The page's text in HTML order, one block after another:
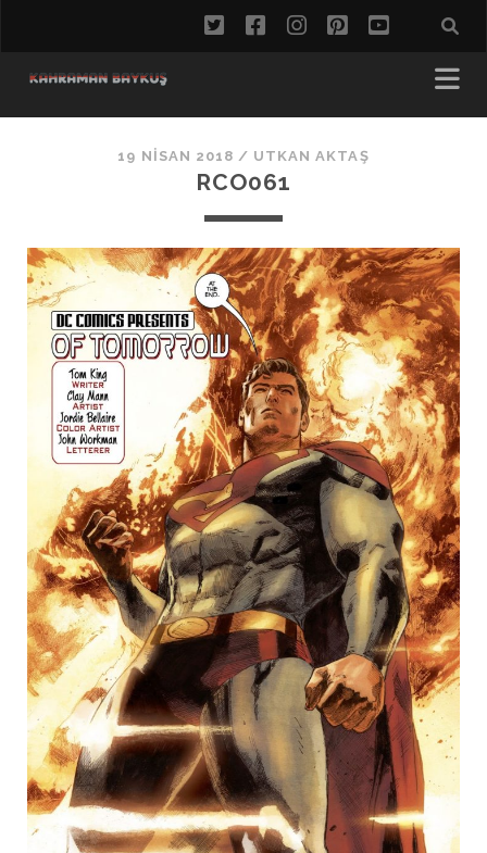
twitterfacebookinstagram
pinterest
youtube
19 NISAN 2018 / UTKAN AKTAŞ
RCO061